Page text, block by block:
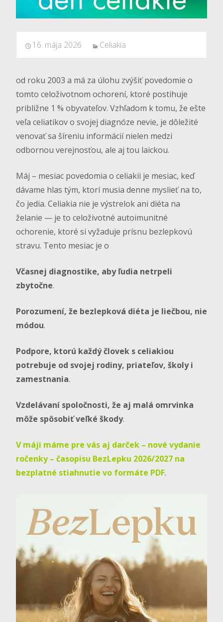
16. mája 2026 Celiakia
od roku 2003 a má za úlohu zvýšiť povedomie o
tomto celoživotnom ochorení, ktoré postihuje
približne 1 % obyvateľov. Vzhľadom k tomu, že ešte
veľa celiatikov o svojej diagnóze nevie, je dôležité
venovať sa šíreniu informácií nielen medzi
odbornou verejnosťou, ale aj tou laickou.
Máj – mesiac povedomia o celiakii je mesiac, keď
dávame hlas tým, ktorí musia denne myslieť na to,
čo jedia. Celiakia nie je výstrelok ani diéta na
želanie — je to celoživotné autoimunitné
ochorenie, ktoré si vyžaduje prísnu bezlepkovú
stravu. Tento mesiac je o
Včasnej diagnostike, aby ľudia netrpeli
zbytočne.
Porozumení, že bezlepková diéta je liečbou, nie
módou.
Podpore, ktorú každý človek s celiakiou
potrebuje od svojej rodiny, priateľov, školyi
zamestnania.
Vzdelávaní spoločnosti, že aj malá omrvinka
môže spôsobiť veľké škody.
V máji máme pre vás aj darček – nové vydanie
ročenky – časopisu BezLepku 2026/2027 na
bezplatné stiahnutie vo formáte PDF.